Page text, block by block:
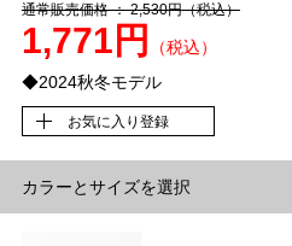
通常販売価格 ： 2,530円（税込）
1,771円
（税込）
◆2024秋冬モデル
お気に入り登録
カラーとサイズを選択